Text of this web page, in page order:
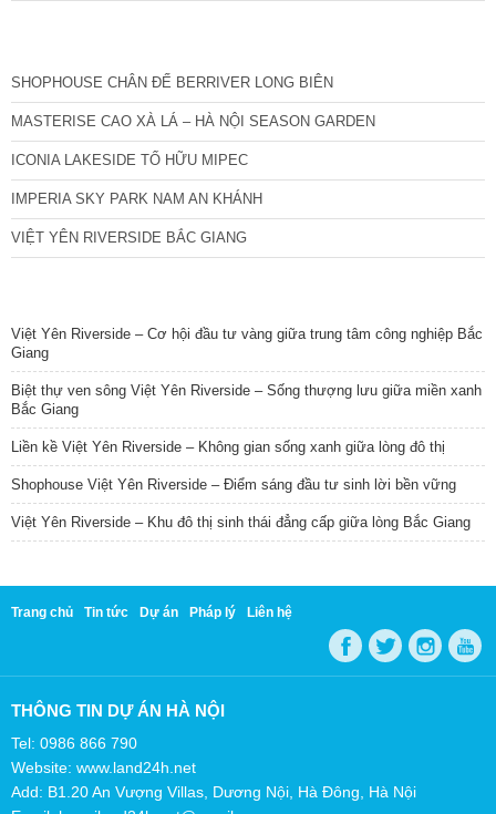
SHOPHOUSE CHÂN ĐẾ BERRIVER LONG BIÊN
MASTERISE CAO XÀ LÁ – HÀ NỘI SEASON GARDEN
ICONIA LAKESIDE TỐ HỮU MIPEC
IMPERIA SKY PARK NAM AN KHÁNH
VIỆT YÊN RIVERSIDE BẮC GIANG
Việt Yên Riverside – Cơ hội đầu tư vàng giữa trung tâm công nghiệp Bắc
Giang
Biệt thự ven sông Việt Yên Riverside – Sống thượng lưu giữa miền xanh
Bắc Giang
Liền kề Việt Yên Riverside – Không gian sống xanh giữa lòng đô thị
Shophouse Việt Yên Riverside – Điểm sáng đầu tư sinh lời bền vững
Việt Yên Riverside – Khu đô thị sinh thái đẳng cấp giữa lòng Bắc Giang
Trang chủ Tin tức Dự án Pháp lý Liên hệ
THÔNG TIN DỰ ÁN HÀ NỘI
Tel: 0986 866 790
Website: www.land24h.net
Add: B1.20 An Vượng Villas, Dương Nội, Hà Đông, Hà Nội